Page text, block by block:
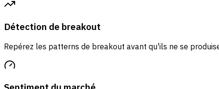
Détection de breakout
Repérez les patterns de breakout avant qu'ils ne se